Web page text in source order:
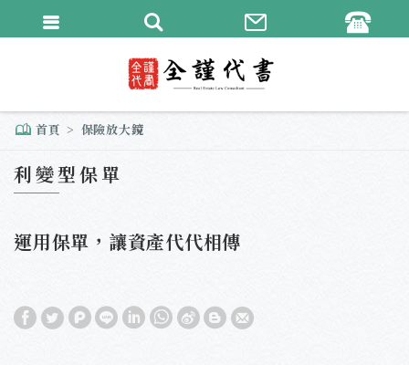
首頁 保險放大鏡
利變型保單
運用保單，讓資產代代相傳
繁體中文
English